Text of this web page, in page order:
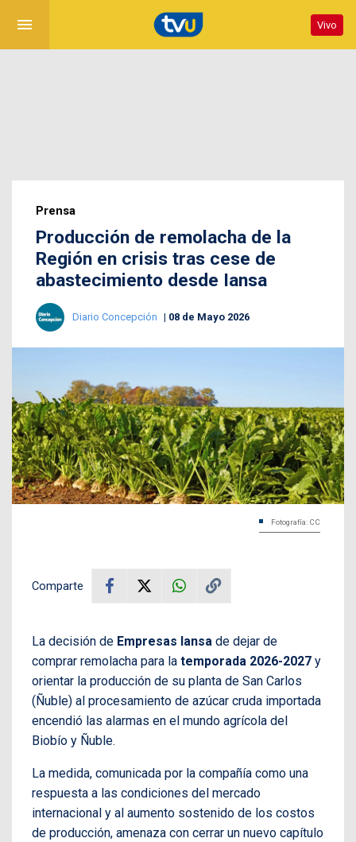
menu Vivo
Prensa
Producción de remolacha de la
Región en crisis tras cese de
abastecimiento desde Iansa
Diario Concepción 08 de Mayo 2026
Fotografía: CC
Comparte
La decisión de Empresas Iansa de dejar de
comprar remolacha para la temporada 2026-2027 y
orientar la producción de su planta de San Carlos
(Ñuble) al procesamiento de azúcar cruda importada
encendió las alarmas en el mundo agrícola del
Biobío y Ñuble.
La medida, comunicada por la compañía como una
respuesta a las condiciones del mercado
internacional y al aumento sostenido de los costos
de producción, amenaza con cerrar un nuevo capítulo